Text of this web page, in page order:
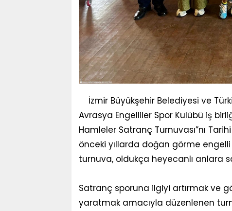
İzmir Büyükşehir Belediyesi ve
Avrasya Engelliler Spor Kulübü iş
Hamleler Satranç Turnuvası”nı
önceki yıllarda doğan görme engelli
turnuva, oldukça heyecanlı anlara
Satranç sporuna ilgiyi artırmak ve
yaratmak amacıyla düzenlenen